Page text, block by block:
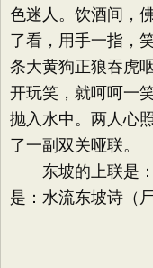
色迷人。饮酒间，
了看，用手一指，
条大黄狗正狼吞虎
开玩笑，就呵呵一
抛入水中。两人心
了一副双关哑联。
东坡的上联是：
是：水流东坡诗（